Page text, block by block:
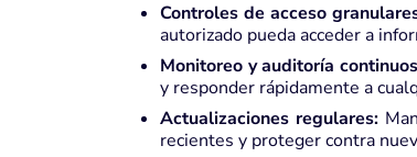
Controles de acceso
autorizado pueda acceder a
Monitoreo y auditoría
y responder rápidamente a
Actualizaciones regulares:
recientes y proteger contra